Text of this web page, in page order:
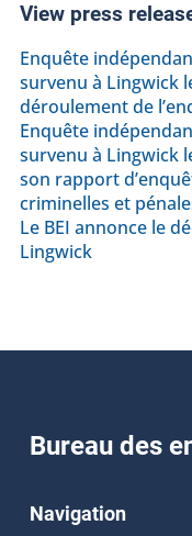
View press
Enquête
survenu à Lingwick
déroulement de
Enquête
survenu à Lingwick
son rapport
criminelles et
Le BEI annonce le
Lingwick
Bureau des
Navigation